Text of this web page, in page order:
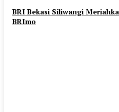
BRI Bekasi Siliwangi
BRImo